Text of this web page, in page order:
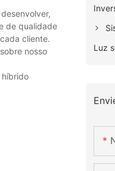
de qualidade
cliente.
nosso
híbrido
Luz